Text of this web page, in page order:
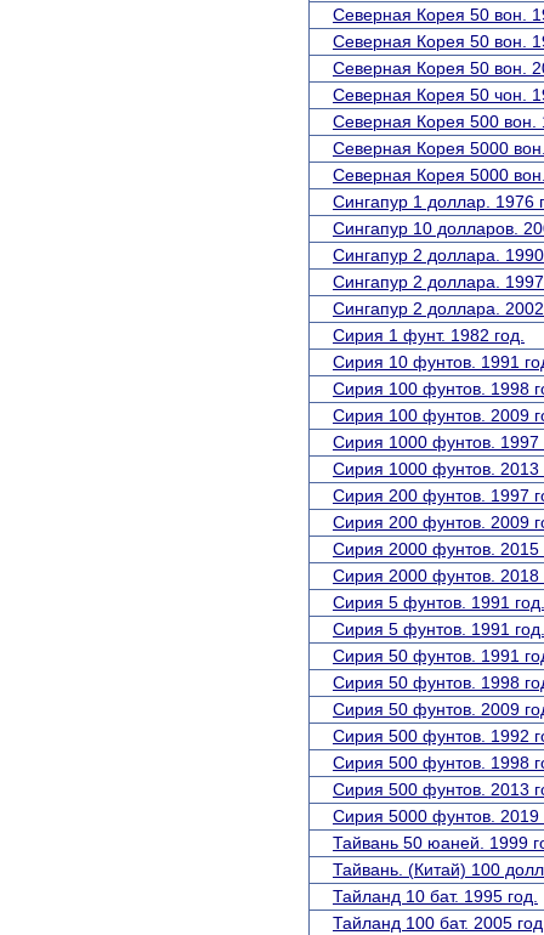
Северная Корея 50 вон.
Северная Корея 50 вон.
Северная Корея 50 вон.
Северная Корея 50 чон.
Северная Корея 500 вон.
Северная Корея 5000
Северная Корея 5000
Сингапур 1 доллар. 1976
Сингапур 10 долларов.
Сингапур 2 доллара.
Сингапур 2 доллара.
Сингапур 2 доллара.
Сирия 1 фунт. 1982 год.
Сирия 10 фунтов. 1991
Сирия 100 фунтов. 1998
Сирия 100 фунтов. 2009
Сирия 1000 фунтов. 1997
Сирия 1000 фунтов. 2013
Сирия 200 фунтов. 1997
Сирия 200 фунтов. 2009
Сирия 2000 фунтов. 2015
Сирия 2000 фунтов. 2018
Сирия 5 фунтов. 1991 год.
Сирия 5 фунтов. 1991
Сирия 50 фунтов. 1991
Сирия 50 фунтов. 1998
Сирия 50 фунтов. 2009
Сирия 500 фунтов. 1992
Сирия 500 фунтов. 1998
Сирия 500 фунтов. 2013
Сирия 5000 фунтов. 2019
Тайвань 50 юаней. 1999
Тайвань. (Китай) 100
Тайланд 10 бат. 1995 год.
Тайланд 100 бат. 2005